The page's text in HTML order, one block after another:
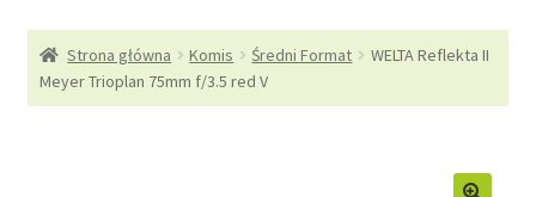
Kontakt
Strona główna Komis Średni Format
WELTA Reflekta II
Meyer Trioplan 75mm f/3.5 red V